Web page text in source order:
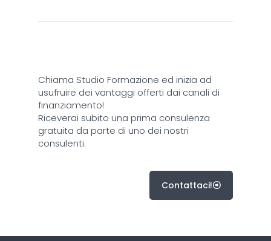
Chiama Studio Formazione ed inizia ad
usufruire dei vantaggi offerti dai canali di
finanziamento!
Riceverai subito una prima consulenza
gratuita da parte di uno dei nostri
consulenti.
Contattaci!